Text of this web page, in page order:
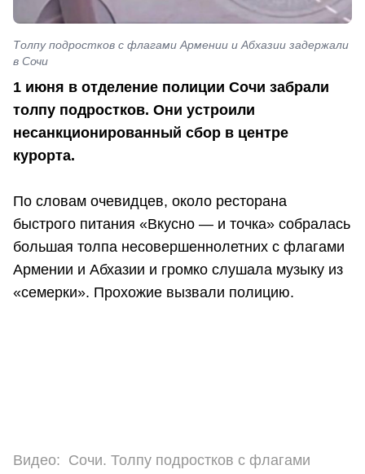
Толпу подростков с флагами Армении и Абхазии задержали
в Сочи
1 июня в отделение полиции Сочи забрали
толпу подростков. Они устроили
несанкционированный сбор в центре
курорта.
По словам очевидцев, около ресторана
быстрого питания «Вкусно — и точка» собралась
большая толпа несовершеннолетних с флагами
Армении и Абхазии и громко слушала музыку из
«семерки». Прохожие вызвали полицию.
Видео: Сочи. Толпу подростков с флагами